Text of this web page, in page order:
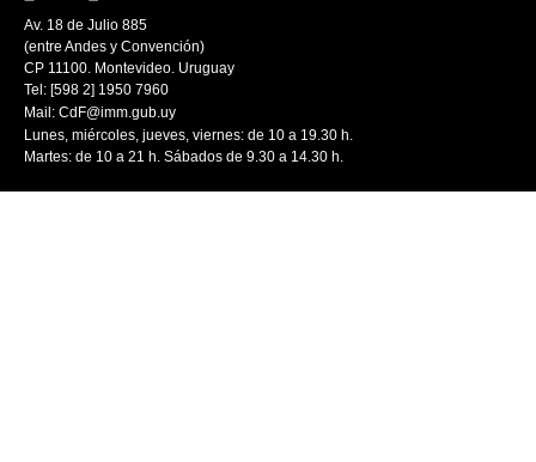
Av. 18 de Julio 885
(entre Andes y Convención)
CP 11100. Montevideo. Uruguay
Tel: [598 2] 1950 7960
Mail: CdF@imm.gub.uy
Lunes, miércoles, jueves, viernes: de 10 a 19.30 h.
Martes: de 10 a 21 h. Sábados de 9.30 a 14.30 h.